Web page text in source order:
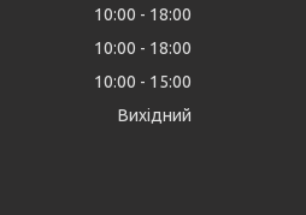
10:00
18:00
10:00
18:00
10:00
15:00
Вихідний